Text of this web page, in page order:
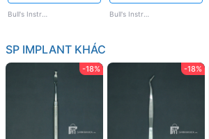
Bull's Instrumed
SP IMPLANT KHÁC
-18% -18%